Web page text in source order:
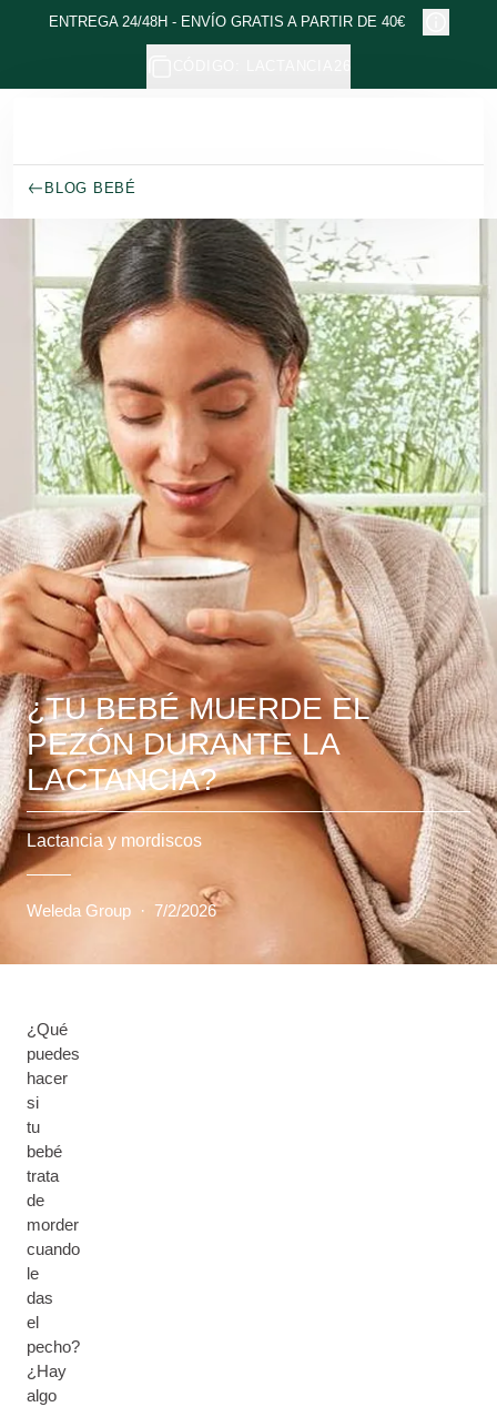
Ir al contenido principal
ENTREGA 24/48H - ENVÍO GRATIS A PARTIR DE 40€
BLOG BEBÉ
¿TU BEBÉ MUERDE EL
PEZÓN DURANTE LA
LACTANCIA?
Lactancia y mordiscos
Weleda Group · 7/2/2026
¿Qué
puedes
hacer
si
tu
bebé
trata
de
morder
cuando
le
das
el
pecho?
¿Hay
algo